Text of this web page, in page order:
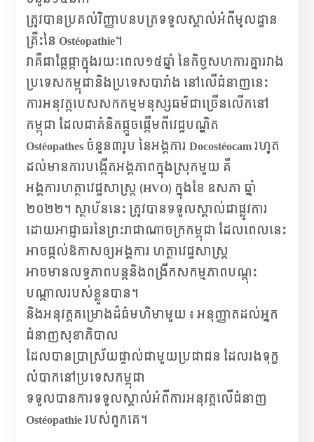
ត្រូវបានប្រគល់វិញ្ញាបនបត្រទទួលស្គាល់អំពីមូលដ្ឋាន
គ្រឹះនៃ Ostéopathie។
វាគឺជាផ្លែផ្កាក្នុងរយៈពេល១៥ឆ្នាំ នៃកិច្ចសហការគ្នារវាង
ប្រទេសកម្ពុជានិងប្រទេសបារាំង នៅលើជំនាញនេះ
ការអនុវត្តបេសសកកម្មមនុស្សធម៌ជាច្រើនលើកនៅ
កម្ពុជា ដែលជាគំនិតផ្តួចផ្តើមពីវេជ្ជបណ្ឌិត
Ostéopathes ចំនួន៣រូប នៃអង្គការ Docostéocam រហូត
ដល់មានការបង្កើតអង្គភាពក្នុងស្រុកមួយ គឺ
អង្គការហត្ថាវេជ្ជសាស្ត្រ (HVO) ក្នុងខែ ឧសភា ឆ្នាំ
២០២២។ ស្ថាប័ននេះ ត្រូវបានទទួលស្គាល់ជាផ្លូវការ
ដោយអាជ្ញាធរនៃព្រះរាជាណាចក្រកម្ពុជា ដែលពេលនេះ
អាចផ្ដល់ឱកាសឲ្យអង្គការ ហត្ថាវេជ្ជសាស្ត្រ​​
អាចមានលទ្ធភាពបន្តនិងពង្រីកសកម្មភាពបណ្តុះ
បណ្តាលរបស់ខ្លួនបាន។
និងអនុវត្តគម្រោងដ៏ធំមហិមាមួយ ៖ អនុញ្ញាតដល់អ្នក
ជំនាញសុខាភិបាល
ដែលបានប្រាស្រ័យផ្ទាល់ជាមួយប្រជាជន ដែលរងទុក្ខ
លំបាកនៅប្រទេសកម្ពុជា
ទទួលបានការទទួលស្គាល់អំពីការអនុវត្តលើជំនាញ
Ostéopathie របស់ពួកគេ។